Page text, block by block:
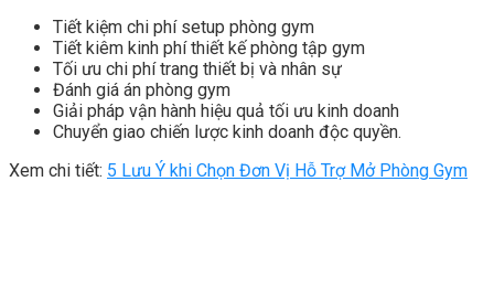
Tiết kiệm chi phí setup phòng gym
Tiết kiêm kinh phí thiết kế phòng tập gym
Tối ưu chi phí trang thiết bị và nhân sự
Đánh giá án phòng gym
Giải pháp vận hành hiệu quả tối ưu kinh doanh
Chuyển giao chiến lược kinh doanh độc quyền.
Xem chi tiết: 5 Lưu Ý khi Chọn Đơn Vị Hỗ Trợ Mở Phòng Gym